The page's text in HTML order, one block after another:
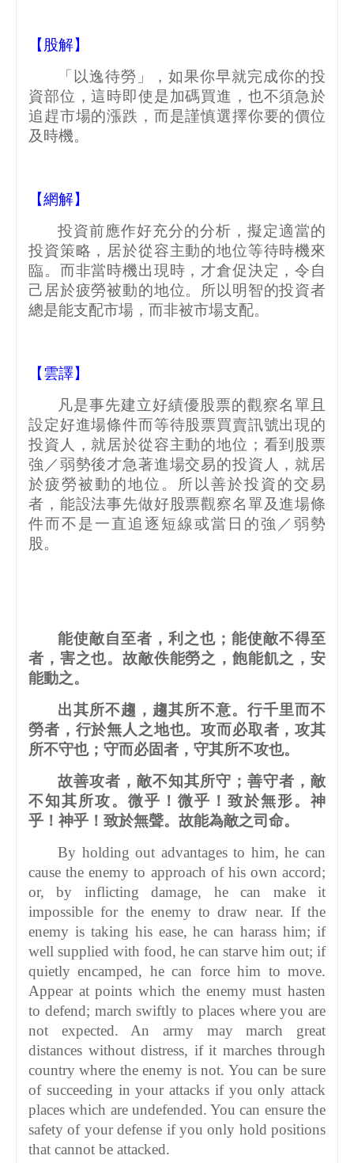
【股解】
「以逸待勞」，如果你早就完成你的投
資部位，這時即使是加碼買進，也不須急於
追趕市場的漲跌，而是謹慎選擇你要的價位
及時機。
【網解】
投資前應作好充分的分析，擬定適當的
投資策略，居於從容主動的地位等待時機來
臨。而非當時機出現時，才倉促決定，令自
己居於疲勞被動的地位。所以明智的投資者
總是能支配市場，而非被市場支配。
【雲譯】
凡是事先建立好績優股票的觀察名單且
設定好進場條件而等待股票買賣訊號出現的
投資人，就居於從容主動的地位；看到股票
強／弱勢後才急著進場交易的投資人，就居
於疲勞被動的地位。所以善於投資的交易
者，能設法事先做好股票觀察名單及進場條
件而不是一直追逐短線或當日的強／弱勢
股。
能使敵自至者，利之也；能使敵不得至
者，害之也。故敵佚能勞之，飽能飢之，安
能動之。
出其所不趨，趨其所不意。行千里而不
勞者，行於無人之地也。攻而必取者，攻其
所不守也；守而必固者，守其所不攻也。
故善攻者，敵不知其所守；善守者，敵
不知其所攻。微乎！微乎！致於無形。神
乎！神乎！致於無聲。故能為敵之司命。
By holding out advantages to him, he can
cause the enemy to approach of his own accord;
or, by inflicting damage, he can make it
impossible for the enemy to draw near. If the
enemy is taking his ease, he can harass him; if
well supplied with food, he can starve him out; if
quietly encamped, he can force him to move.
Appear at points which the enemy must hasten
to defend; march swiftly to places where you are
not expected. An army may march great
distances without distress, if it marches through
country where the enemy is not. You can be sure
of succeeding in your attacks if you only attack
places which are undefended. You can ensure the
safety of your defense if you only hold positions
that cannot be attacked.